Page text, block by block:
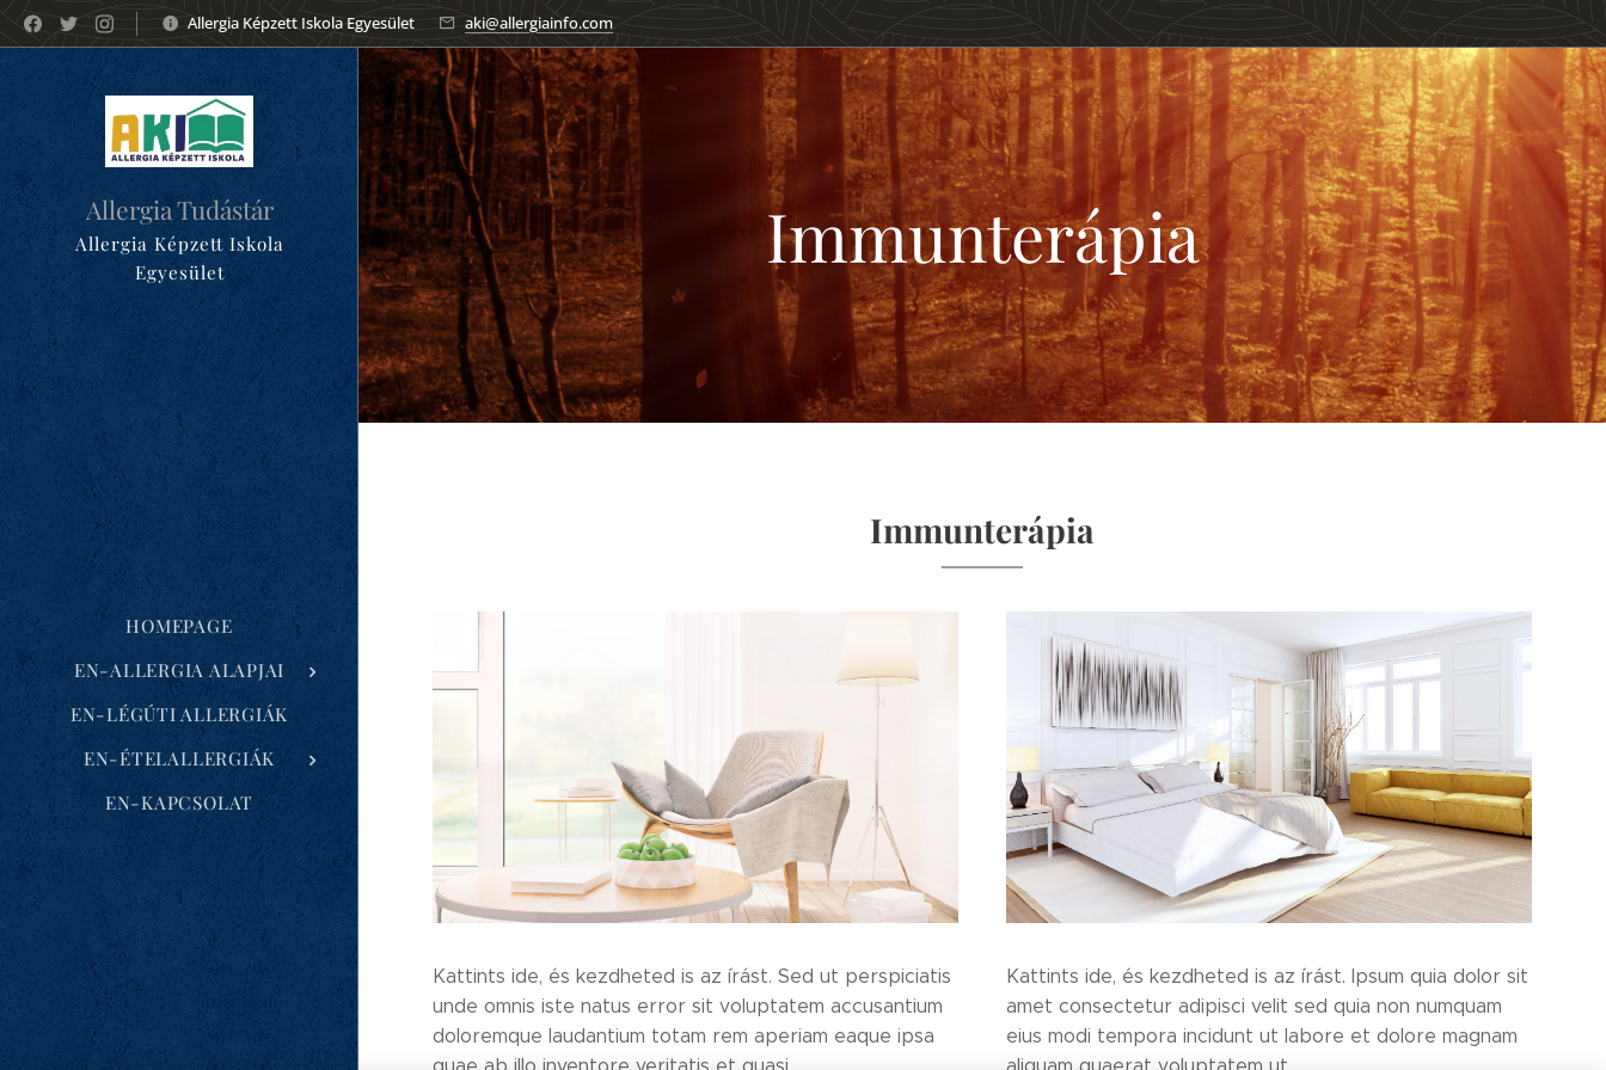
Allergia Képzett Iskola Egyesület aki@allergiainfo.com
Allergia Tudástár
Allergia Képzett Iskola
Egyesület
HOMEPAGE
EN-ALLERGIA ALAPJAI
EN-LÉGÚTI ALLERGIÁK
EN-ÉTELALLERGIÁK
EN-KAPCSOLAT
Immunterápia
Immunterápia
Kattints ide, és kezdheted is az írást. Sed ut perspiciatis
unde omnis iste natus error sit voluptatem accusantium
doloremque laudantium totam rem aperiam eaque ipsa
quae ab illo inventore veritatis et quasi.
Kattints ide, és kezdheted is az írást. Ipsum quia dolor sit
amet consectetur adipisci velit sed quia non numquam
eius modi tempora incidunt ut labore et dolore magnam